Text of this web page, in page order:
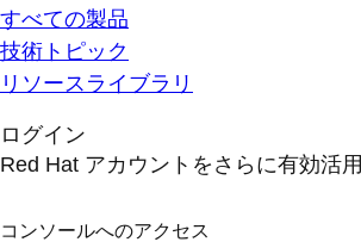
すべての製品
技術トピック
リソースライブラリ
ログイン
Red Hat アカウントをさらに有効活用
コンソールへのアクセス